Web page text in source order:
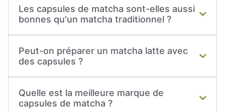
boissons gourmandes.
machines Nespresso® Original. Il est toutefois
recommandé de vérifier la compatibilité indiquée
par le fabricant avant l'achat.
Les capsules de matcha sont-elles aussi
bonnes qu'un matcha traditionnel ?
une préparation rapide et pratique. Si elles ne
reproduisent pas totalement le rituel japonais, les
meilleures références permettent d'obtenir une
boisson équilibrée et agréable en quelques
secondes.
Peut-on préparer un matcha latte avec
des capsules ?
conçues pour être dégustées avec du lait ou une
boisson végétale, tandis que d'autres peuvent
Quelle est la meilleure marque de
capsules de matcha ?